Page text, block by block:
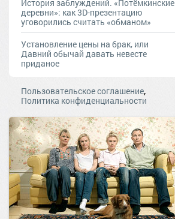
История заблуждений. «Потёмкинские
деревни»: как 3D-презентацию
уговорились считать «обманом»
Установление цены на брак, или
Давний обычай давать невесте
приданое
Пользовательское соглашение,
Политика конфиденциальности